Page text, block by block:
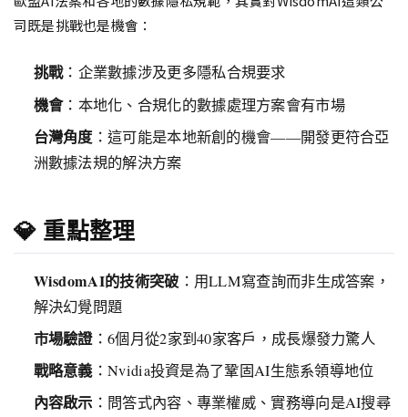
司既是挑戰也是機會：
挑戰：企業數據涉及更多隱私合規要求
機會：本地化、合規化的數據處理方案會有市場
台灣角度：這可能是本地新創的機會——開發更符合亞
洲數據法規的解決方案
💎 重點整理
WisdomAI的技術突破 ：用LLM寫查詢而非生成答案，
解決幻覺問題
市場驗證：6個月從2家到40家客戶，成長爆發力驚人
戰略意義：Nvidia投資是為了鞏固AI生態系領導地位
內容啟示：問答式內容、專業權威、實務導向是AI搜尋